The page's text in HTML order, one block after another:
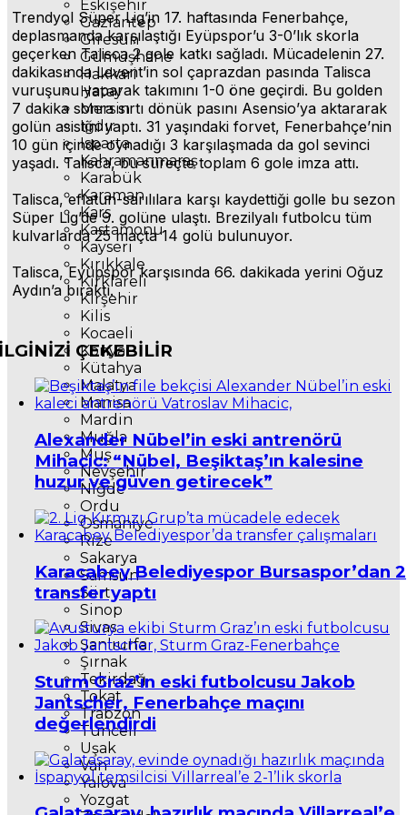
Eskişehir
Gaziantep
Giresun
Gümüşhane
Hakkari
Hatay
Mersin
Iğdır
Isparta
Kahramanmaraş
Karabük
Karaman
Kars
Kastamonu
Kayseri
Kırıkkale
Kırklareli
Kırşehir
Kilis
Kocaeli
Konya
Kütahya
Malatya
Manisa
Mardin
Muğla
Muş
Nevşehir
Niğde
Ordu
Osmaniye
Rize
Sakarya
Samsun
Siirt
Sinop
Sivas
Şanlıurfa
Şırnak
Tekirdağ
Tokat
Trabzon
Tunceli
Uşak
Van
Yalova
Yozgat
Trendyol Süper Lig’in 17. haftasında Fenerbahçe,
deplasmanda karşılaştığı Eyüpspor’u 3-0’lık skorla
geçerken Talisca 2 gole katkı sağladı. Mücadelenin 27.
dakikasında Levent’in sol çaprazdan pasında Talisca
vuruşunu yaparak takımını 1-0 öne geçirdi. Bu golden
7 dakika sonra sırtı dönük pasını Asensio’ya aktararak
golün asistini yaptı. 31 yaşındaki forvet, Fenerbahçe’nin
10 gün içinde oynadığı 3 karşılaşmada da gol sevinci
yaşadı. Talisca, bu süreçte toplam 6 gole imza attı.
Talisca, eflatun-sarılılara karşı kaydettiği golle bu sezon
Süper Lig’de 9. golüne ulaştı. Brezilyalı futbolcu tüm
kulvarlarda 25 maçta 14 golü bulunuyor.
Talisca, Eyüpspor karşısında 66. dakikada yerini Oğuz
Aydın’a bıraktı.
ÇEKEBİLİR
Alexander Nübel’in eski antrenörü
Mihacic: “Nübel, Beşiktaş’ın kalesine
huzur ve güven getirecek”
Karacabey Belediyespor Bursaspor’dan 2
transfer yaptı
Sturm Graz’ın eski futbolcusu Jakob
Jantscher, Fenerbahçe maçını
değerlendirdi